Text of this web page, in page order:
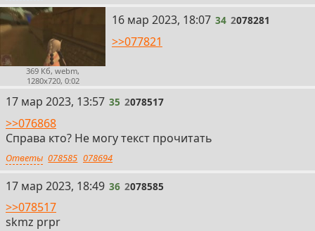
369 Кб, webm,
1280x720, 0:02
34
16 мар 2023, 18:07 34 2078281
>>077821
35
17 мар 2023, 13:57 35 2078517
>>076868
Справа кто? Не могу текст прочитать
Ответы 078585 078694
36
17 мар 2023, 18:49 36 2078585
>>078517
skmz prpr